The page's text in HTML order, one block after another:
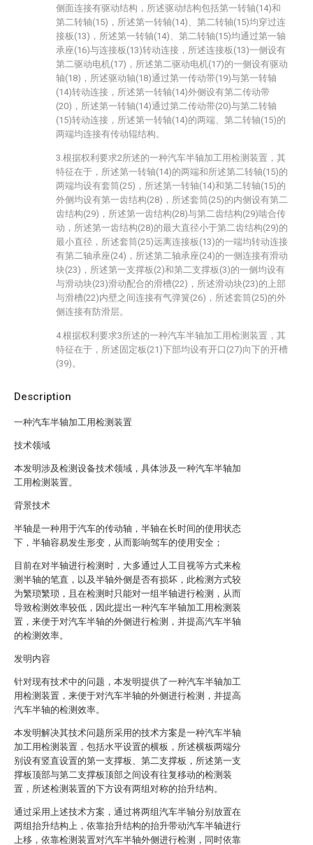
Description
一种汽车半轴加工用检测装置
技术领域
本发明涉及检测设备技术领域，具体涉及一种汽车半轴加
工用检测装置。
背景技术
半轴是一种用于汽车的传动轴，半轴在长时间的使用状态
下，半轴容易发生形变，从而影响驾车的使用安全；
目前在对半轴进行检测时，大多通过人工目视等方式来检
测半轴的笔直，以及半轴外侧是否有损坏，此检测方式较
为繁琐繁琐，且在检测时只能对一组半轴进行检测，从而
导致检测效率较低，因此提出一种汽车半轴加工用检测装
置，来便于对汽车半轴的外侧进行检测，并提高汽车半轴
的检测效率。
发明内容
针对现有技术中的问题，本发明提供了一种汽车半轴加工
用检测装置，来便于对汽车半轴的外侧进行检测，并提高
汽车半轴的检测效率。
本发明解决其技术问题所采用的技术方案是一种汽车半轴
加工用检测装置，包括水平设置的横板，所述横板两端分
别设有竖直设置的第一支撑板、第二支撑板，所述第一支
撑板顶部与第二支撑板顶部之间设有往复移动的检测装
置，所述检测装置的下方设有两组对称的抬升结构。
通过采用上述技术方案，通过将两组汽车半轴分别放置在
两组抬升结构上，依靠抬升结构的抬升带动汽车半轴进行
上移，依靠检测装置对汽车半轴外侧进行检测，同时依靠
侧面连接有驱动结构，所述驱动结构包括第一转轴(14)和
第二转轴(15)，所述第一转轴(14)、第二转轴(15)均穿过连
接板(13)，所述第一转轴(14)、第二转轴(15)均通过第一轴
承座(16)与连接板(13)转动连接，所述连接板(13)一侧设有
第二驱动电机(17)，所述第二驱动电机(17)的一侧设有驱动
轴(18)，所述驱动轴(18)通过第一传动带(19)与第一转轴
(14)转动连接，所述第一转轴(14)外侧设有第二传动带
(20)，所述第一转轴(14)通过第二传动带(20)与第二转轴
(15)转动连接，所述第一转轴(14)的两端、第二转轴(15)的
两端均连接有传动辊结构。
3.根据权利要求2所述的一种汽车半轴加工用检测装置，其
特征在于，所述第一转轴(14)的两端和所述第二转轴(15)的
两端均设有套筒(25)，所述第一转轴(14)和第二转轴(15)的
外侧均设有第一齿结构(28)，所述套筒(25)的内侧设有第二
齿结构(29)，所述第一齿结构(28)与第二齿结构(29)啮合传
动，所述第一齿结构(28)的最大直径小于第二齿结构(29)的
最小直径，所述套筒(25)远离连接板(13)的一端均转动连接
有第二轴承座(24)，所述第二轴承座(24)的一侧连接有滑动
块(23)，所述第一支撑板(2)和第二支撑板(3)的一侧均设有
与滑动块(23)滑动配合的滑槽(22)，所述滑动块(23)的上部
与滑槽(22)内壁之间连接有气弹簧(26)，所述套筒(25)的外
侧连接有防滑层。
4.根据权利要求3所述的一种汽车半轴加工用检测装置，其
特征在于，所述固定板(21)下部均设有开口(27)向下的开槽
(39)。